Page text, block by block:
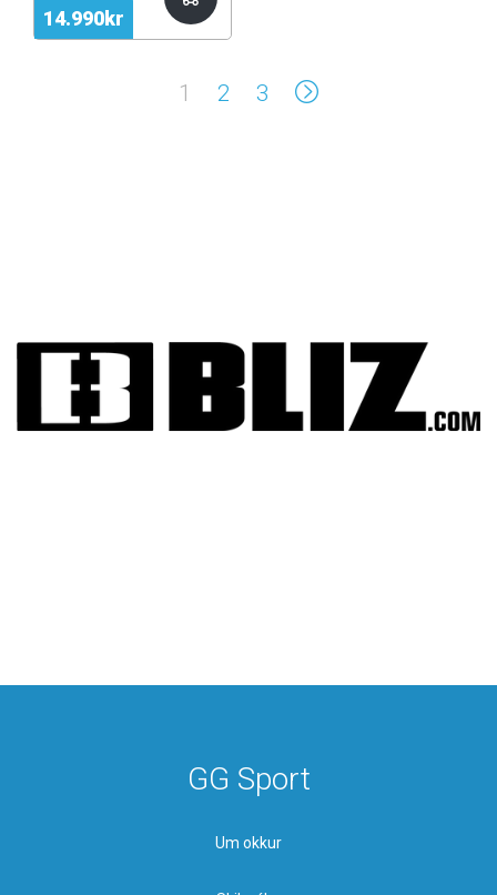
14.990kr
1 2 3
GG Sport
Um okkur